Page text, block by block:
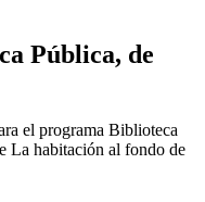
Pública, de
el programa Biblioteca
La habitación al fondo de